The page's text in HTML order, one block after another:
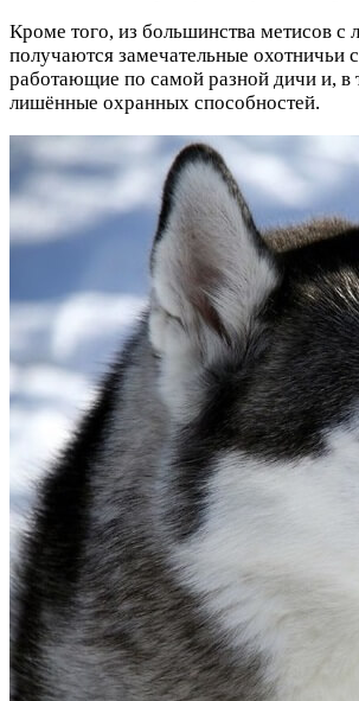
Кроме того, из большинства метисов с
получаются замечательные охотничьи
работающие по самой разной дичи и, в
лишённые охранных способностей.